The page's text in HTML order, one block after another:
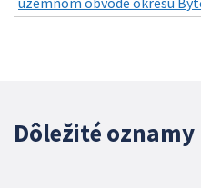
Dôležité oznamy